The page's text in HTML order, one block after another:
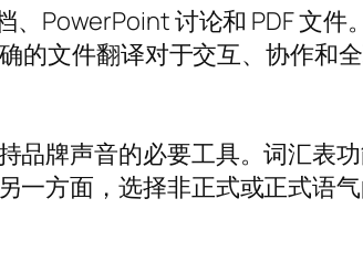
PowerPoint 讨论和 PDF 文件。
的文件翻译对于交互、协作和
品牌声音的必要工具。词汇表
一方面，选择非正式或正式语